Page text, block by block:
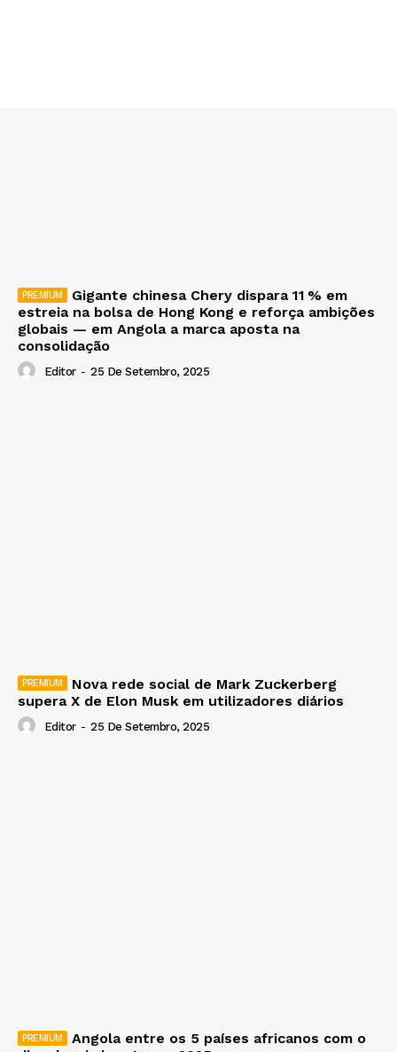
Gigante chinesa Chery dispara 11 % em
estreia na bolsa de Hong Kong e reforça ambições
globais — em Angola a marca aposta na
consolidação
Editor - 25 De Setembro, 2025
Nova rede social de Mark Zuckerberg
supera X de Elon Musk em utilizadores diários
Editor - 25 De Setembro, 2025
Angola entre os 5 países africanos com o